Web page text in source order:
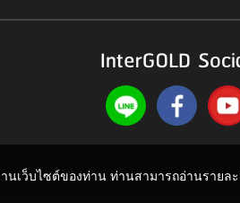
InterGOLD
เว็บไซต์ของท่าน ท่านสามารถอ่านรายละ